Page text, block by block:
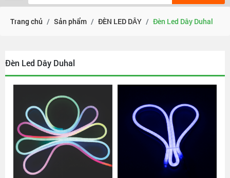
Trang chủ Sản phẩm ĐÈN LED DÂY Đèn Led Dây Duhal
Đèn Led Dây Duhal